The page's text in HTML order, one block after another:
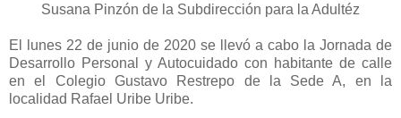
Susana Pinzón de la Subdirección para la Adultéz
El lunes 22 de junio de 2020 se llevó a cabo la Jornada de
Desarrollo Personal y Autocuidado con habitante de calle
en el Colegio Gustavo Restrepo de la Sede A, en la
localidad Rafael Uribe Uribe.